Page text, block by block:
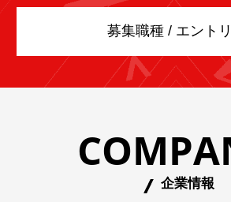
募集職種 / エント
企業情報